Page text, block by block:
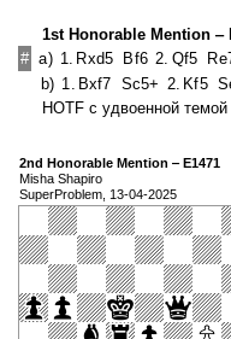
1st Honorable Mention ‒
# a) 1. Rxd5 Bf6 2. Qf5
b) 1. Bxf7 Sc5+ 2. Kf5
HOTF с удвоенной
2nd Honorable Mention ‒ E1471
Misha Shapiro
SuperProblem, 13-04-2025